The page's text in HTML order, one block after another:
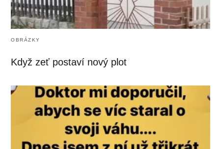
OBRÁZKY
Když zeť postaví nový plot